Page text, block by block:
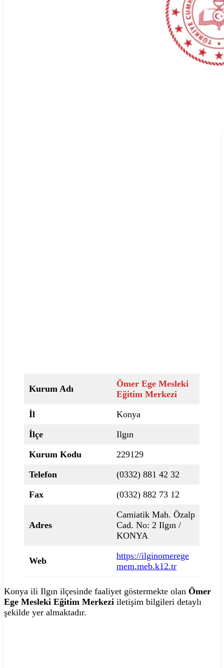
Kurum Adı
Ömer Ege Mesleki
Eğitim Merkezi
İl
Konya
İlçe
Ilgın
Kurum Kodu
229129
Telefon
(0332) 881 42 32
Fax
(0332) 882 73 12
Adres
Camiatik Mah. Özalp
Cad. No: 2 Ilgın /
KONYA
Web
https://ilginomerege
mem.meb.k12.tr
Konya ili Ilgın ilçesinde faaliyet göstermekte olan Ömer
Ege Mesleki Eğitim Merkezi iletişim bilgileri detaylı
şekilde yer almaktadır.